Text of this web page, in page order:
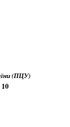
(ПЦУ)